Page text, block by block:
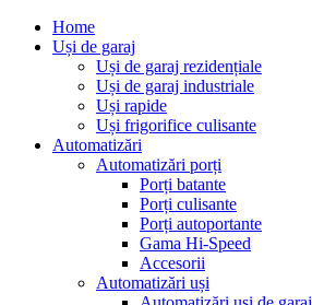
Home
Uși de garaj
Uși de garaj rezidențiale
Uși de garaj industriale
Uși rapide
Uși frigorifice culisante
Automatizări
Automatizări porți
Porți batante
Porți culisante
Porți autoportante
Gama Hi-Speed
Accesorii
Automatizări uși